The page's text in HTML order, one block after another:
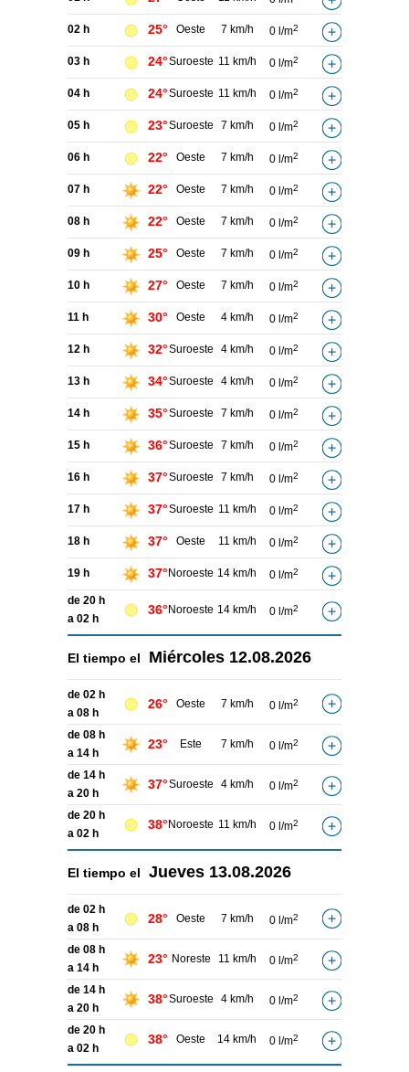
02 h 25° Oeste 7 km/h 0 l/m2
03 h 24°Suroeste 11 km/h 0 l/m2
04 h 24°Suroeste 11 km/h 0 l/m2
05 h 23°Suroeste 7 km/h 0 l/m2
06 h 22° Oeste 7 km/h 0 l/m2
07 h 22° Oeste 7 km/h 0 l/m2
08 h 22° Oeste 7 km/h 0 l/m2
09 h 25° Oeste 7 km/h 0 l/m2
10 h 27° Oeste 7 km/h 0 l/m2
11 h 30° Oeste 4 km/h 0 l/m2
12 h 32°Suroeste 4 km/h 0 l/m2
13 h 34°Suroeste 4 km/h 0 l/m2
14 h 35°Suroeste 7 km/h 0 l/m2
15 h 36°Suroeste 7 km/h 0 l/m2
16 h 37°Suroeste 7 km/h 0 l/m2
17 h 37°Suroeste 11 km/h 0 l/m2
18 h 37° Oeste 11 km/h 0 l/m2
19 h 37° Noroeste 14 km/h 0 l/m2
de 20 h
a 02 h
36° Noroeste 14 km/h 0 l/m2
El tiempo el Miércoles 12.08.2026
de 02 h
a 08 h
26° Oeste 7 km/h 0 l/m2
de 08 h
a 14 h
23° Este 7 km/h 0 l/m2
de 14 h
a 20 h
37°Suroeste 4 km/h 0 l/m2
de 20 h
a 02 h
38° Noroeste 11 km/h 0 l/m2
El tiempo el Jueves 13.08.2026
de 02 h
a 08 h
28° Oeste 7 km/h 0 l/m2
de 08 h
a 14 h
23° Noreste 11 km/h 0 l/m2
de 14 h
a 20 h
38°Suroeste 4 km/h 0 l/m2
de 20 h
a 02 h
38° Oeste 14 km/h 0 l/m2